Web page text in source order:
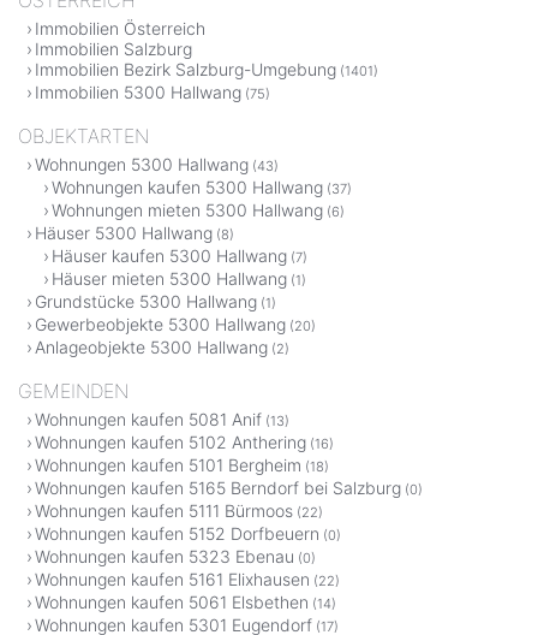
Immobilien Österreich
Immobilien Salzburg
Immobilien Bezirk Salzburg-Umgebung (1401)
Immobilien 5300 Hallwang (75)
OBJEKTARTEN
Wohnungen 5300 Hallwang (43)
Wohnungen kaufen 5300 Hallwang (37)
Wohnungen mieten 5300 Hallwang (6)
Häuser 5300 Hallwang (8)
Häuser kaufen 5300 Hallwang (7)
Häuser mieten 5300 Hallwang (1)
Grundstücke 5300 Hallwang (1)
Gewerbeobjekte 5300 Hallwang (20)
Anlageobjekte 5300 Hallwang (2)
GEMEINDEN
Wohnungen kaufen 5081 Anif (13)
Wohnungen kaufen 5102 Anthering (16)
Wohnungen kaufen 5101 Bergheim (18)
Wohnungen kaufen 5165 Berndorf bei Salzburg (0)
Wohnungen kaufen 5111 Bürmoos (22)
Wohnungen kaufen 5152 Dorfbeuern (0)
Wohnungen kaufen 5323 Ebenau (0)
Wohnungen kaufen 5161 Elixhausen (22)
Wohnungen kaufen 5061 Elsbethen (14)
Wohnungen kaufen 5301 Eugendorf (17)